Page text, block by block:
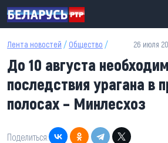
Перейти к основному содержанию
Лента новостей / Общество / 26 июля
До 10 августа
последствия урагана в
полосах – Минлесхоз
Поделиться: